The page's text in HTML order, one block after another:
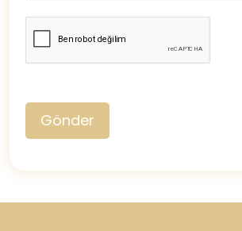
Gönder